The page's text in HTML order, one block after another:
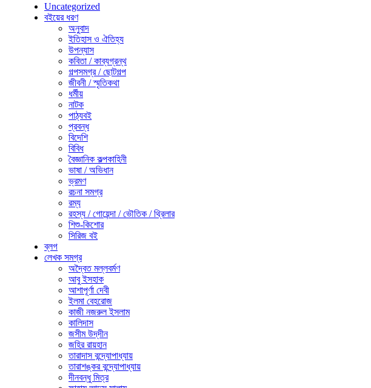
Uncategorized
বইয়ের ধরণ
অনুবাদ
ইতিহাস ও ঐতিহ্য
উপন্যাস
কবিতা / কাব্যগ্রন্থ
গল্পসমগ্র / ছোটগল্প
জীবনী / স্মৃতিকথা
ধর্মীয়
নাটক
পাঠ্যবই
প্রবন্ধ
বিদেশি
বিবিধ
বৈজ্ঞানিক কল্পকাহিনী
ভাষা / অভিধান
ভ্রমণ
রচনা সমগ্র
রম্য
রহস্য / গোয়েন্দা / ভৌতিক / থ্রিলার
শিশু-কিশোর
সিরিজ বই
ব্লগ
লেখক সমগ্র
অদ্বৈত মল্লবর্মণ
আবু ইসহাক
আশাপূর্ণা দেবী
ইলমা বেহরোজ
কাজী নজরুল ইসলাম
কালিদাস
জসীম উদ্‌দীন
জহির রায়হান
তারাদাস বন্দ্যোপাধ্যায়
তারাশঙ্কর বন্দ্যোপাধ্যায়
দীনবন্ধু মিত্র